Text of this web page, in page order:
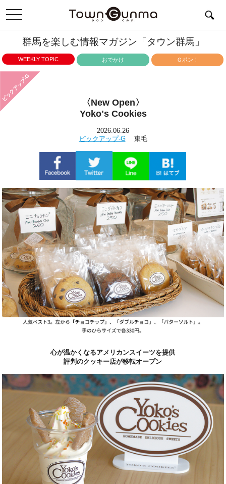
toggle
navigation
群馬を楽しむ情報マガジン「タウン群馬」
WEEKLY TOPIC おでかけ Ｇポン！
ピックアップ-G
〈New Open〉
Yokoʼs Cookies
2026.06.26
ピックアップ-G東毛
心が温かくなるアメリカンスイーツを提供
評判のクッキー店が移転オープン